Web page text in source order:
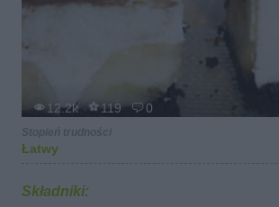
12.2k 119 0
Łatwy
Składniki: